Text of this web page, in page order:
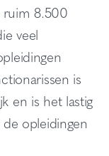
ruim 8.500
veel
is
en is het lastig
opleidingen